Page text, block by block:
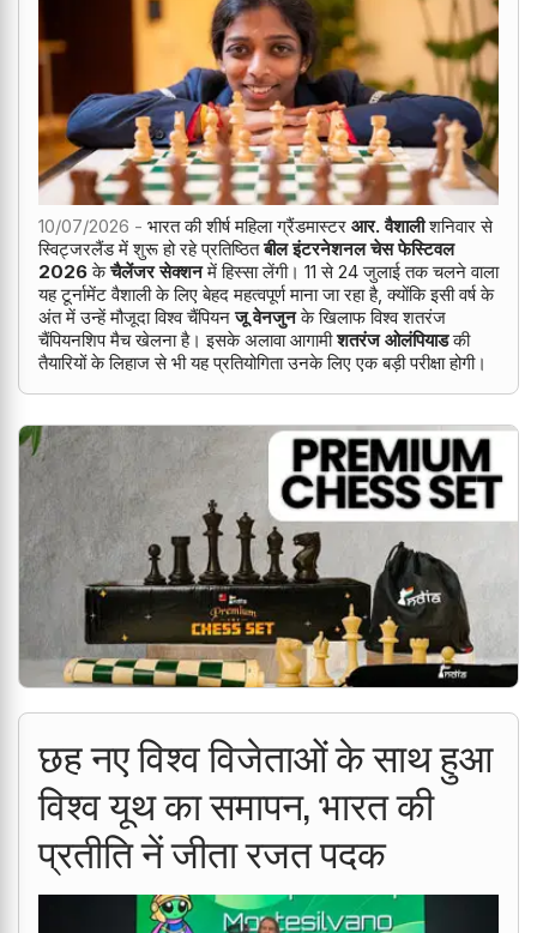
10/07/2026 - भारत की शीर्ष महिला ग्रैंडमास्टर आर. वैशालीशनिवार से
स्विट्जरलैंड में शुरू हो रहे प्रतिष्ठितबील इंटरनेशनल चेस फेस्टिवल
2026केचैलेंजर सेक्शनमें हिस्सा लेंगी। 11 से 24 जुलाई तक चलने वाला
यह टूर्नामेंट वैशाली के लिए बेहद महत्वपूर्ण माना जा रहा है, क्योंकि इसी वर्ष के
अंत में उन्हें मौजूदा विश्व चैंपियनजू वेनजुनके खिलाफ विश्व शतरंज
चैंपियनशिप मैच खेलना है। इसके अलावा आगामीशतरंज ओलंपियाडकी
तैयारियों के लिहाज से भी यह प्रतियोगिता उनके लिए एक बड़ी परीक्षा होगी।
छह नए विश्व विजेताओं के साथ हुआ
विश्व यूथ का समापन, भारत की
प्रतीति नें जीता रजत पदक